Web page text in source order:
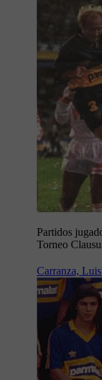
Partidos
Torneo
Carranza,